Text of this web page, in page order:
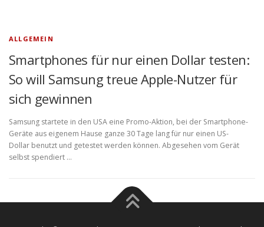
ALLGEMEIN
Smartphones für nur einen Dollar testen:
So will Samsung treue Apple-Nutzer für
sich gewinnen
Samsung startete in den USA eine Promo-Aktion, bei der Smartphone-
Geräte aus eigenem Hause ganze 30 Tage lang für nur einen US-
Dollar benutzt und getestet werden können. Abgesehen vom Gerät
selbst spendiert …